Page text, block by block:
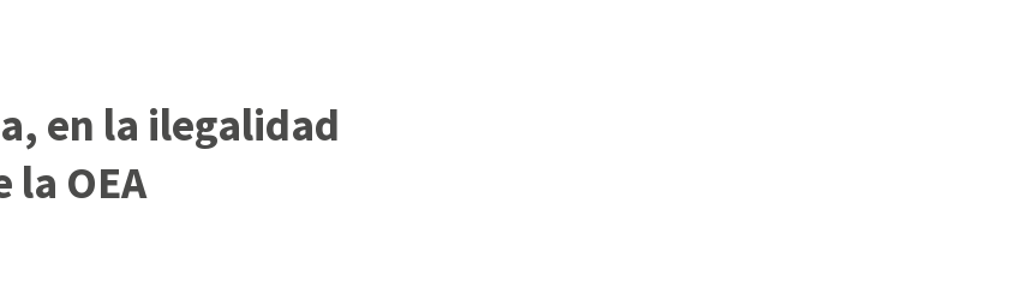
en la ilegalidad
la OEA